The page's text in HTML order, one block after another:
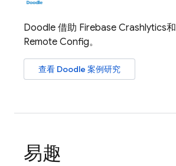
Doodle 借助 Firebase Crashlytics和
Remote Config。
查看 Doodle 案例研究
易趣